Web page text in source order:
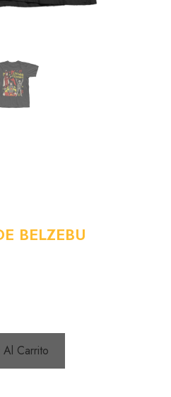
BELZEBU
Carrito